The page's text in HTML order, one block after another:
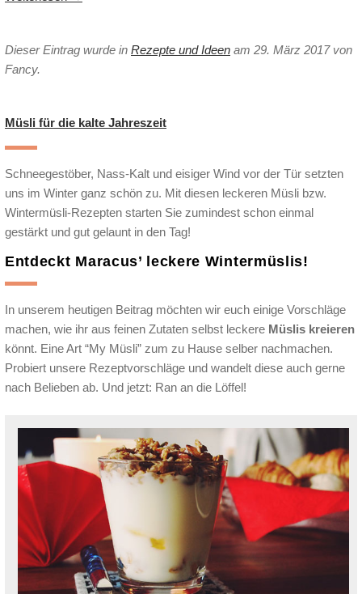
Dieser Eintrag wurde in Rezepte und Ideen am 29. März 2017von
Fancy.
Müsli für die kalte Jahreszeit
Schneegestöber, Nass-Kalt und eisiger Wind vor der Tür setzten
uns im Winter ganz schön zu. Mit diesen leckeren Müsli bzw.
Wintermüsli-Rezepten starten Sie zumindest schon einmal
gestärkt und gut gelaunt in den Tag!
Entdeckt Maracus’ leckere Wintermüslis!
In unserem heutigen Beitrag möchten wir euch einige Vorschläge
machen, wie ihr aus feinen Zutaten selbst leckere Müslis kreieren
könnt. Eine Art “My Müsli” zum zu Hause selber nachmachen.
Probiert unsere Rezeptvorschläge und wandelt diese auch gerne
nach Belieben ab. Und jetzt: Ran an die Löffel!